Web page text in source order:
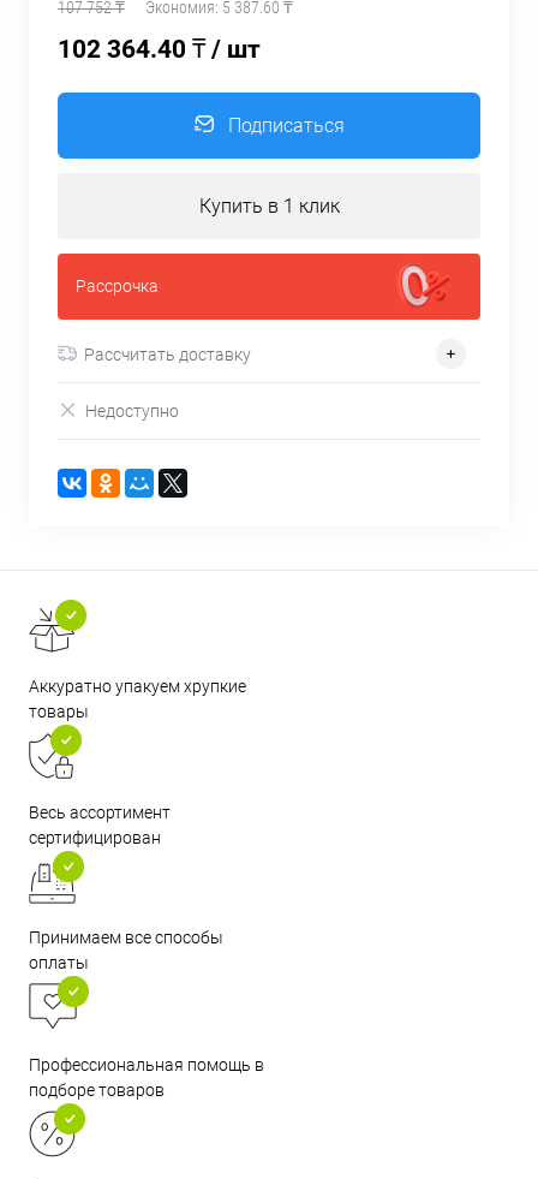
107 752 ₸ Экономия: 5 387.60 ₸
102 364.40 ₸ / шт
Подписаться
Купить в 1 клик
Рассрочка
Рассчитать доставку
Недоступно
Аккуратно упакуем хрупкие
товары
Весь ассортимент
сертифицирован
Принимаем все способы
оплаты
Профессиональная помощь в
подборе товаров